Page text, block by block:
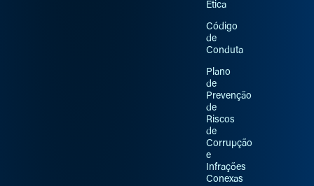
Ética
Código
de
Conduta
Plano
de
Prevenção
de
Riscos
de
Corrupção
e
Infrações
Conexas